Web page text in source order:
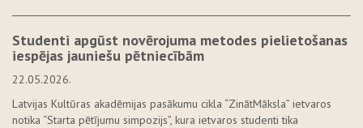
Studenti apgūst novērojuma metodes pielietošanas
iespējas jauniešu pētniecībām
22.05.2026.
Latvijas Kultūras akadēmijas pasākumu cikla “ZinātMāksla” ietvaros
notika “Starta pētījumu simpozijs”, kura ietvaros studenti tika